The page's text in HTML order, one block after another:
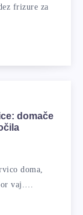
frizure za
domače
doma,
vaj.…